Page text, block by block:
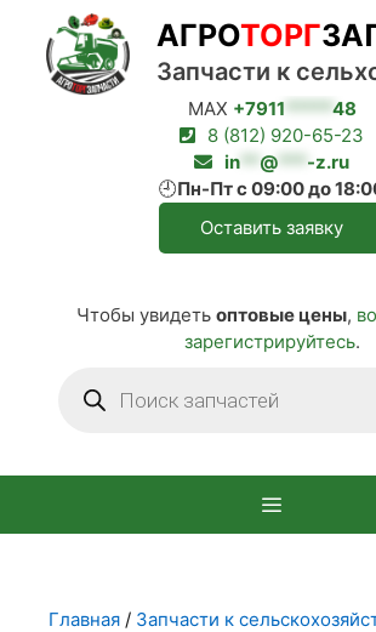
Перейти
содержимому
MAX +7911 ***** 48
8 (812) 920-65-23
in
@ *** -z.ru
🕘Пн-Пт с 09:00 до
Оставить заявку
Чтобы увидеть оптовые цены,
зарегистрируйтесь.
товаров
АГРОТОРГ
Запчасти к
Главная / Запчасти к